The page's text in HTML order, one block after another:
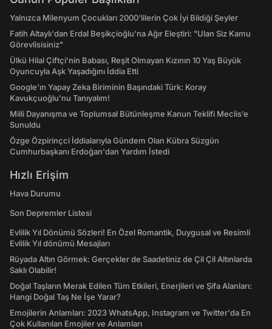
Yalnızca Milenyum Çocukları 2000'lilerin Çok İyi Bildiği Şeyler
Fatih Altaylı'dan Erdal Beşikçioğlu'na Ağır Eleştiri: "Ulan Siz Kamu
Görevlisisiniz"
Ülkü Hilal Çiftçi'nin Babası, Reşit Olmayan Kızının 10 Yaş Büyük
Oyuncuyla Aşk Yaşadığını İddia Etti
Google'ın Yapay Zeka Biriminin Başındaki Türk: Koray
Kavukçuoğlu'nu Tanıyalım!
Milli Dayanışma ve Toplumsal Bütünleşme Kanun Teklifi Meclis’e
Sunuldu
Özge Özpirinçci İddialarıyla Gündem Olan Kübra Süzgün
Cumhurbaşkanı Erdoğan'dan Yardım İstedi
Hızlı Erişim
Hava Durumu
Son Depremler Listesi
Evlilik Yıl Dönümü Sözleri! En Özel Romantik, Duygusal ve Resimli
Evlilik Yıl dönümü Mesajları
Rüyada Altın Görmek: Gerçekler de Saadetiniz de Çil Çil Altınlarda
Saklı Olabilir!
Doğal Taşların Merak Edilen Tüm Etkileri, Enerjileri ve Şifa Alanları:
Hangi Doğal Taş Ne İşe Yarar?
Emojilerin Anlamları: 2023 WhatsApp, Instagram ve Twitter'da En
Çok Kullanılan Emojiler ve Anlamları